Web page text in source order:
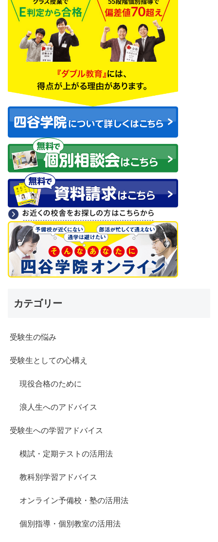
カテゴリー
受験生の悩み
受験生としての心構え
現役合格のために
浪人生へのアドバイス
受験生への学習アドバイス
模試・定期テストの活用法
教科別学習アドバイス
オンライン予備校・塾の活用法
個別指導・個別教室の活用法